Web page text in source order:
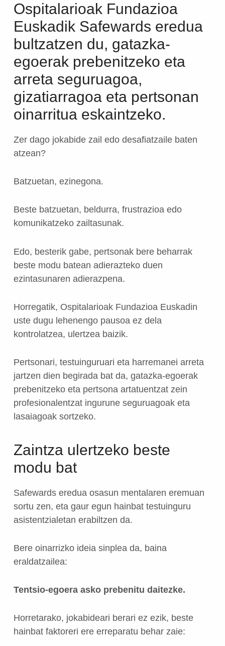
Ospitalarioak Fundazioa
Euskadik Safewards eredua
bultzatzen du, gatazka-
egoerak prebenitzeko eta
arreta seguruagoa,
gizatiarragoa eta pertsonan
oinarritua eskaintzeko.
Zer dago jokabide zail edo desafiatzaile baten
atzean?
Batzuetan, ezinegona.
Beste batzuetan, beldurra, frustrazioa edo
komunikatzeko zailtasunak.
Edo, besterik gabe, pertsonak bere beharrak
beste modu batean adierazteko duen
ezintasunaren adierazpena.
Horregatik, Ospitalarioak Fundazioa Euskadin
uste dugu lehenengo pausoa ez dela
kontrolatzea, ulertzea baizik.
Pertsonari, testuinguruari eta harremanei arreta
jartzen dien begirada bat da, gatazka-egoerak
prebenitzeko eta pertsona artatuentzat zein
profesionalentzat ingurune seguruagoak eta
lasaiagoak sortzeko.
Zaintza ulertzeko beste
modu bat
Safewards eredua osasun mentalaren eremuan
sortu zen, eta gaur egun hainbat testuinguru
asistentzialetan erabiltzen da.
Bere oinarrizko ideia sinplea da, baina
eraldatzailea:
Tentsio-egoera asko prebenitu daitezke.
Horretarako, jokabideari berari ez ezik, beste
hainbat faktoreri ere erreparatu behar zaie: